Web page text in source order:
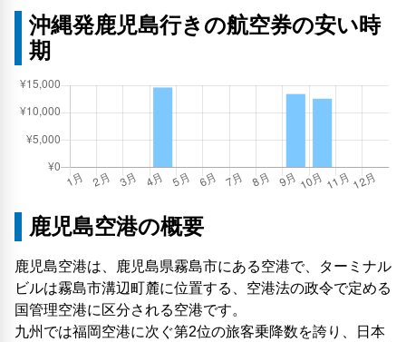
沖縄発鹿児島行きの航空券の安い時
期
鹿児島空港の概要
鹿児島空港は、鹿児島県霧島市にある空港で、ターミナル
ビルは霧島市溝辺町麓に位置する、空港法の政令で定める
国管理空港に区分される空港です。
九州では福岡空港に次ぐ第2位の旅客乗降数を誇り、日本